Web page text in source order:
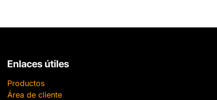
Enlaces útiles
Productos
Área de cliente